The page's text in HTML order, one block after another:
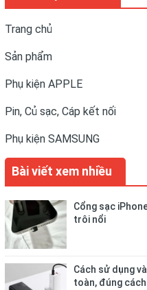
Trang chủ
Sản phẩm
Phụ kiện APPLE
Pin, Củ sạc, Cáp kết nối
Phụ kiện SAMSUNG
Bài viết xem nhiều
Cổng sạc
trôi nổi
Cách sử dụng
toàn, đúng